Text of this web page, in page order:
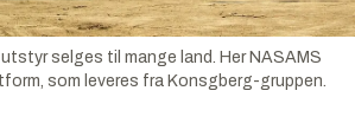
selges til mange land. Her NASAMS
som leveres fra Konsgberg-gruppen.